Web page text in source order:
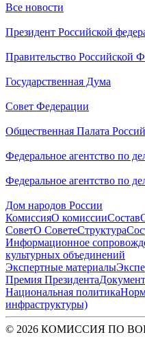
Все новости
Президент Российской
Правительство Российской
Государственная Дума
Совет Федерации
Общественная Палата
Федеральное агентство по
Федеральное агентство по
Дом народов России
КомиссияО комиссииСостав
СоветО СоветеСтруктура
Информационное
культурных объединений
Экспертные материалы
Премия Президента
Национальная политика
инфраструктуры)
© 2026 КОМИССИЯ ПО